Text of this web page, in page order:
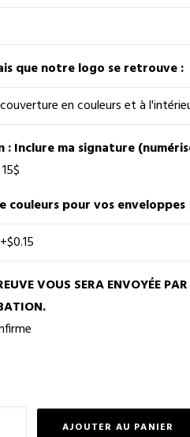
que notre logo se retrouve :
Inclure ma signature
couleurs pour vos enveloppes
VOUS SERA ENVOYÉE
AJOUTER AU PANIER